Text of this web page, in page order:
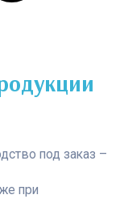
под заказ –
при